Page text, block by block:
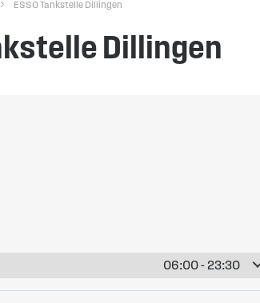
ESSO Tankstelle Dillingen
Dillingen
06:00 - 23:30